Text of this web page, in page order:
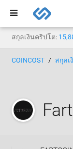
สกุลเงินคริปโต:
COINCOST สกุลเ